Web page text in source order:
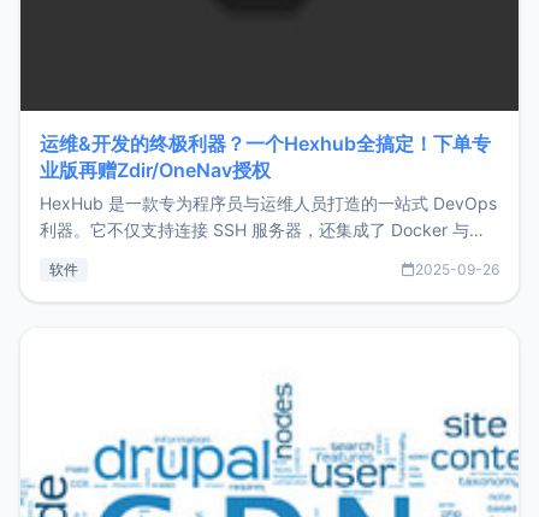
运维&开发的终极利器？一个Hexhub全搞定！下单专
业版再赠Zdir/OneNav授权
HexHub 是一款专为程序员与运维人员打造的一站式 DevOps
利器。它不仅支持连接 SSH 服务器，还集成了 Docker 与常
件间频繁切换，仅凭 HexHub 即可同时搞定运维与数据库操
软件 2025-09-26